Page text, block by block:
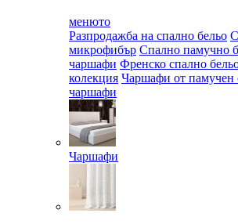
менюто
Разпродажба на спално бельо
микрофибър Спално памучно
чаршафи Френско спално
колекция Чаршафи от памучен
чаршафи
Чаршафи